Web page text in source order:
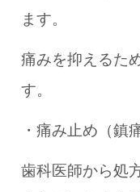
ます。
痛みを抑えるた
す。
・痛み止め（鎮
歯科医師から処